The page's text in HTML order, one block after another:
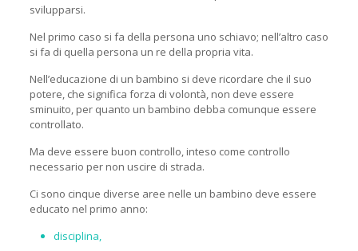
svilupparsi.
Nel primo caso si fa della persona uno schiavo; nell’altro caso
si fa di quella persona un re della propria vita.
Nell’educazione di un bambino si deve ricordare che il suo
potere, che significa forza di volontà, non deve essere
sminuito, per quanto un bambino debba comunque essere
controllato.
Ma deve essere buon controllo, inteso come controllo
necessario per non uscire di strada.
Ci sono cinque diverse aree nelle un bambino deve essere
educato nel primo anno:
disciplina,